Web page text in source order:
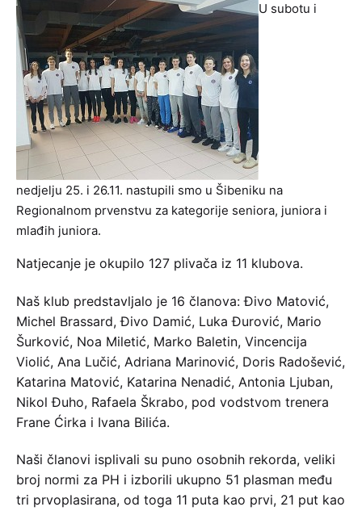
U subotu i
nedjelju 25. i 26.11. nastupili smo u Šibeniku na
Regionalnom prvenstvu za kategorije seniora, juniora i
mlađih juniora.
Natjecanje je okupilo 127 plivača iz 11 klubova.
Naš klub predstavljalo je 16 članova: Đivo Matović,
Michel Brassard, Đivo Damić, Luka Đurović, Mario
Šurković, Noa Miletić, Marko Baletin, Vincencija
Violić, Ana Lučić, Adriana Marinović, Doris Radošević,
Katarina Matović, Katarina Nenadić, Antonia Ljuban,
Nikol Đuho, Rafaela Škrabo, pod vodstvom trenera
Frane Ćirka i Ivana Bilića.
Naši članovi isplivali su puno osobnih rekorda, veliki
broj normi za PH i izborili ukupno 51 plasman među
tri prvoplasirana, od toga 11 puta kao prvi, 21 put kao